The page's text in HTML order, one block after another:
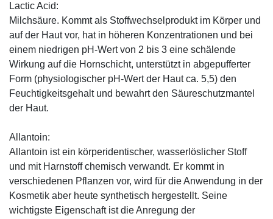
Lactic Acid:
Milchsäure. Kommt als Stoffwechselprodukt im Körper und
auf der Haut vor, hat in höheren Konzentrationen und bei
einem niedrigen pH-Wert von 2 bis 3 eine schälende
Wirkung auf die Hornschicht, unterstützt in abgepufferter
Form (physiologischer pH-Wert der Haut ca. 5,5) den
Feuchtigkeitsgehalt und bewahrt den Säureschutzmantel
der Haut.
Allantoin:
Allantoin ist ein körperidentischer, wasserlöslicher Stoff
und mit Harnstoff chemisch verwandt. Er kommt in
verschiedenen Pflanzen vor, wird für die Anwendung in der
Kosmetik aber heute synthetisch hergestellt. Seine
wichtigste Eigenschaft ist die Anregung der